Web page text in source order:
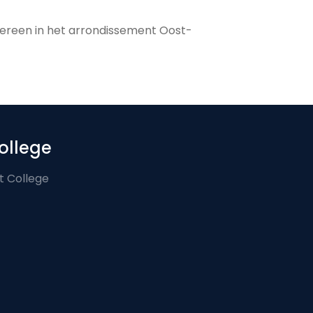
in het arrondissement Oost-
College